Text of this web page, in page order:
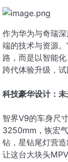
作为华为与奇瑞
端的技术与资源
路，而是以智能
跨代体验升级，
科技豪华设计：
智界V9的车身尺
3250mm，恢宏
钻，星钻尾灯营
让这台大块头